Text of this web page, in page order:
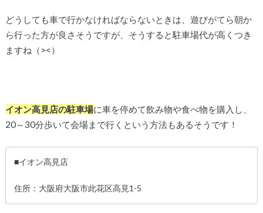
どうしても車で行かなければならないときは、遊びがてら朝か
ら行った方が良さそうですが、そうすると駐車場代が高くつき
ますね（><）
イオン高見店の駐車場に車を停めて飲み物や食べ物を購入し、
20～30分歩いて会場まで行くという方法もあるそうです！
■イオン高見店
住所：大阪府大阪市此花区高見1-5